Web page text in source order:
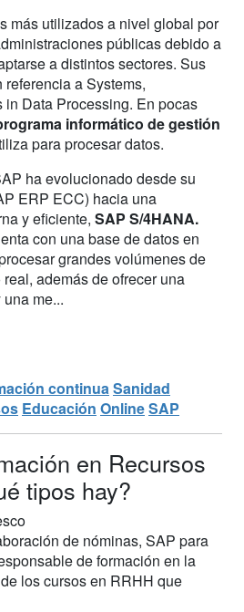
más utilizados a nivel global por
públicas debido a
a distintos sectores. Sus
a Systems,
Data Processing. En pocas
informático de gestión
para procesar datos.
ha evolucionado desde su
ERP ECC) hacia una
y eficiente, SAP S/4HANA.
con una base de datos en
grandes volúmenes de
además de ofrecer una
me...
continua Sanidad
Educación OnlineSAP
en Recursos
tipos hay?
de nóminas, SAP para
de formación en la
los cursos en RRHH que